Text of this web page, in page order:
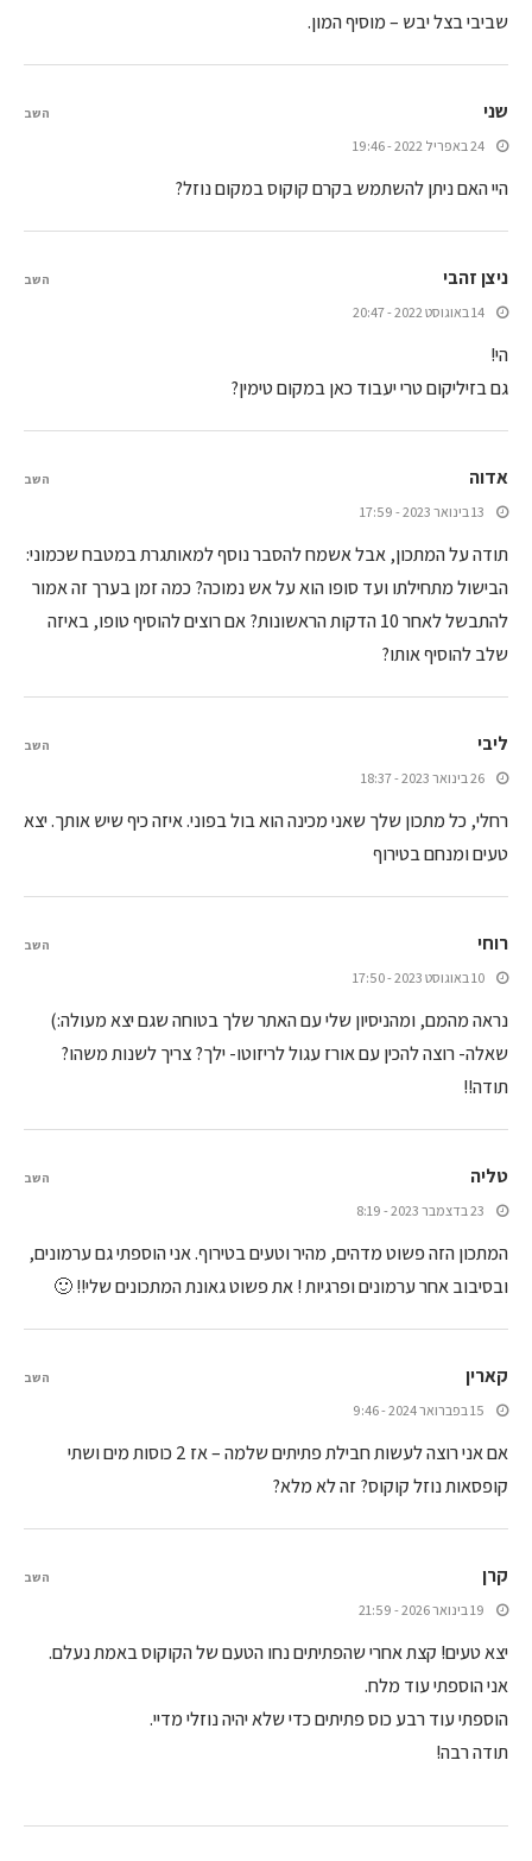
שביבי בצל יבש – מוסיף המון.
שני
24 באפריל 2022 - 19:46
היי האם ניתן להשתמש בקרם קוקוס במקום נוזל?
השב
ניצן זהבי
14 באוגוסט 2022 - 20:47
הי!
גם בזיליקום טרי יעבוד כאן במקום טימין?
השב
אדוה
13 בינואר 2023 - 17:59
תודה על המתכון, אבל אשמח להסבר נוסף למאותגרת במטבח שכמוני:
הבישול מתחילתו ועד סופו הוא על אש נמוכה? כמה זמן בערך זה אמור
להתבשל לאחר 10 הדקות הראשונות? אם רוצים להוסיף טופו, באיזה
שלב להוסיף אותו?
השב
ליבי
26 בינואר 2023 - 18:37
רחלי, כל מתכון שלך שאני מכינה הוא בול בפוני. איזה כיף שיש אותך. יצא
טעים ומנחם בטירוף
השב
רוחי
10 באוגוסט 2023 - 17:50
נראה מהמם, ומהניסיון שלי עם האתר שלך בטוחה שגם יצא מעולה:)
שאלה- רוצה להכין עם אורז עגול לריזוטו- ילך? צריך לשנות משהו?
תודה!!
השב
טליה
23 בדצמבר 2023 - 8:19
המתכון הזה פשוט מדהים, מהיר וטעים בטירוף. אני הוספתי גם ערמונים,
ובסיבוב אחר ערמונים ופרגיות ! את פשוט גאונת המתכונים שלי!! 🙂
השב
קארין
15 בפברואר 2024 - 9:46
אם אני רוצה לעשות חבילת פתיתים שלמה – אז 2 כוסות מים ושתי
קופסאות נוזל קוקוס? זה לא מלא?
השב
קרן
19 בינואר 2026 - 21:59
יצא טעים! קצת אחרי שהפתיתים נחו הטעם של הקוקוס באמת נעלם.
אני הוספתי עוד מלח.
הוספתי עוד רבע כוס פתיתים כדי שלא יהיה נוזלי מדיי.
תודה רבה!
השב